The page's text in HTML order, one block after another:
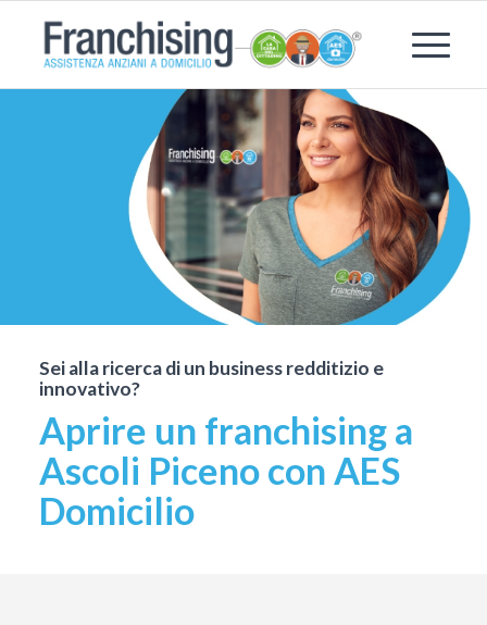
Sei alla ricerca di un business redditizio e
innovativo?
Aprire un franchising a
Ascoli Piceno con AES
Domicilio